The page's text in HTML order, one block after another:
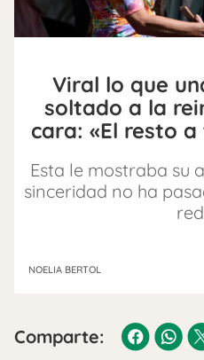
Viral lo que
soltado a la
cara: «El resto
Esta le mostraba su
sinceridad no ha
NOELIA BERTOL
Comparte: